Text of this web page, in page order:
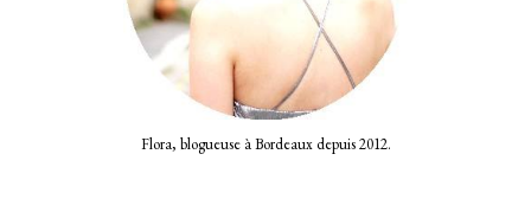
Flora, blogueuse à Bordeaux depuis 2012.